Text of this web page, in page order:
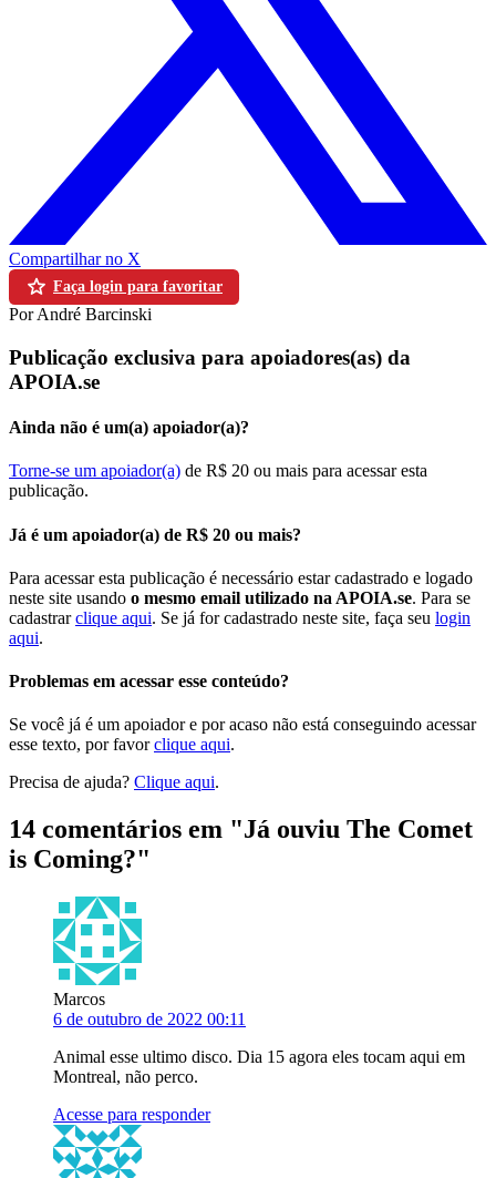
Compartilhar no X
Faça login para favoritar
Por André Barcinski
Publicação exclusiva para apoiadores(as) da
APOIA.se
Ainda não é um(a) apoiador(a)?
Torne-se um apoiador(a) de R$ 20 ou mais para acessar esta
publicação.
Já é um apoiador(a) de R$ 20 ou mais?
Para acessar esta publicação é necessário estar cadastrado e logado
neste site usando o mesmo email utilizado na APOIA.se. Para se
cadastrarclique aqui. Se já for cadastrado neste site, faça seu login
aqui.
Problemas em acessar esse conteúdo?
Se você já é um apoiador e por acaso não está conseguindo acessar
esse texto, por favorclique aqui.
Precisa de ajuda? Clique aqui.
14 comentários em "Já ouviu The Comet
is Coming?"
Marcos
6 de outubro de 2022 00:11
Animal esse ultimo disco. Dia 15 agora eles tocam aqui em
Montreal, não perco.
Acesse para responder